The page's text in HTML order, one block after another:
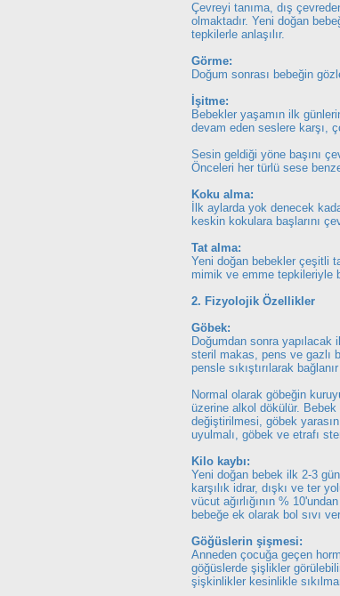
Çevreyi tanıma, dış
olmaktadır. Yeni doğan
tepkilerle anlaşılır.
Görme:
Doğum sonrası bebeğin
İşitme:
Bebekler yaşamın ilk
devam eden seslere karşı,
Sesin geldiği yöne başını
Önceleri her türlü sese
Koku alma:
İlk aylarda yok denecek
keskin kokulara başlarını
Tat alma:
Yeni doğan bebekler çeşitli
mimik ve emme tepkileriyle
2. Fizyolojik Özellikler
Göbek:
Doğumdan sonra yapılacak
steril makas, pens ve gazlı
pensle sıkıştırılarak
Normal olarak göbeğin
üzerine alkol dökülür. Bebek
değiştirilmesi, göbek
uyulmalı, göbek ve etrafı
Kilo kaybı:
Yeni doğan bebek ilk 2-3
karşılık idrar, dışkı ve ter
vücut ağırlığının %
bebeğe ek olarak bol sıvı
Göğüslerin şişmesi:
Anneden çocuğa geçen
göğüslerde şişlikler
şişkinlikler kesinlikle